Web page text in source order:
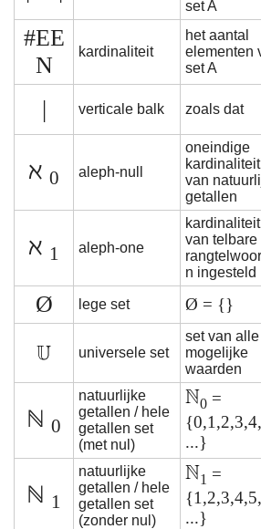
set A
#EE
N
kardinaliteit
het aantal
elementen
set A
| verticale balk zoals dat
ℵ 0 aleph-null
oneindige
kardinaliteit
van
getallen
ℵ 1 aleph-one
kardinaliteit
van telbare
n ingesteld
Ø lege set Ø = {}
universele set
set van alle
mogelijke
waarden
ℕ 0
natuurlijke
getallen / hele
getallen set
(met nul)
0 =
{0,1,2,3,4,
...}
ℕ 1
natuurlijke
getallen / hele
getallen set
(zonder nul)
1 =
{1,2,3,4,5,
...}